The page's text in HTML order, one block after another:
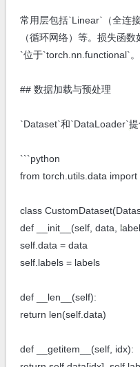
常用层包括`Linear`（全连
（循环网络）等。损失函
`位于`torch.nn.functional`。
## 数据加载与预处理
`Dataset`和`DataLoader`提
```python
from torch.utils.data
class
def __init__(self, data,
self.data = data
self.labels = labels
def __len__(self):
return len(self.data)
def __getitem__(self, idx):